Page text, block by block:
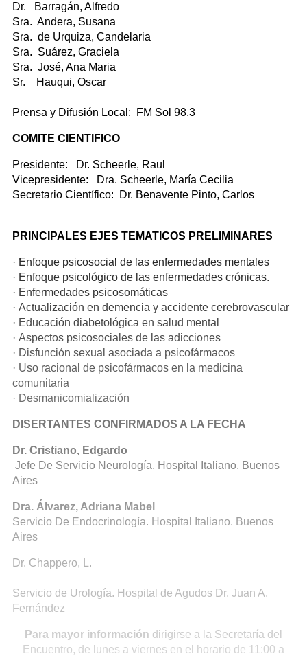
Dr. Barragán, Alfredo
Sra. Andera, Susana
Sra. de Urquiza, Candelaria
Sra. Suárez, Graciela
Sra. José, Ana Maria
Sr. Hauqui, Oscar
Prensa y Difusión Local: FM Sol 98.3
COMITE CIENTIFICO
Presidente: Dr. Scheerle, Raul
Vicepresidente: Dra. Scheerle, María Cecilia
Secretario Científico: Dr. Benavente Pinto, Carlos
PRINCIPALES EJES TEMATICOS PRELIMINARES
· Enfoque psicosocial de las enfermedades mentales
· Enfoque psicológico de las enfermedades crónicas.
· Enfermedades psicosomáticas
· Actualización en demencia y accidente cerebrovascular
· Educación diabetológica en salud mental
· Aspectos psicosociales de las adicciones
· Disfunción sexual asociada a psicofármacos
· Uso racional de psicofármacos en la medicina
comunitaria
· Desmanicomialización
DISERTANTES CONFIRMADOS A LA FECHA
Dr. Cristiano, Edgardo
Jefe De Servicio Neurología. Hospital Italiano. Buenos
Aires
Dra. Álvarez, Adriana Mabel
Servicio De Endocrinología. Hospital Italiano. Buenos
Aires
Dr. Chappero, L.
Servicio de Urología. Hospital de Agudos Dr. Juan A.
Fernández
Para mayor información dirigirse a la Secretaría del
Encuentro, de lunes a viernes en el horario de 11:00 a